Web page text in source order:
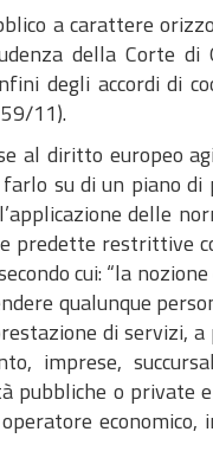
a carattere
della Corte di
degli accordi di
11).
al diritto europeo
su di un piano di
delle
restrittive
cui: “la
qualunque
di servizi, a
imprese,
pubbliche o private